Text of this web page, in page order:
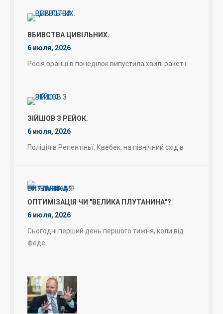
ВБИВСТВА ЦИВІЛЬНИХ.
6 июля, 2026
Росія вранці в понеділок випустила хвилі ракет і
ЗІЙШОВ З РЕЙОК.
6 июля, 2026
Поліція в Репентіньї, Квебек, на північний схід в
ОПТИМІЗАЦІЯ ЧИ "ВЕЛИКА ПЛУТАНИНА"?
6 июля, 2026
Сьогодні перший день першого тижня, коли від
феде